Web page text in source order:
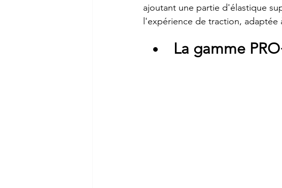
ajoutant une partie d'élastique
l'expérience de traction, adaptée
La gamme